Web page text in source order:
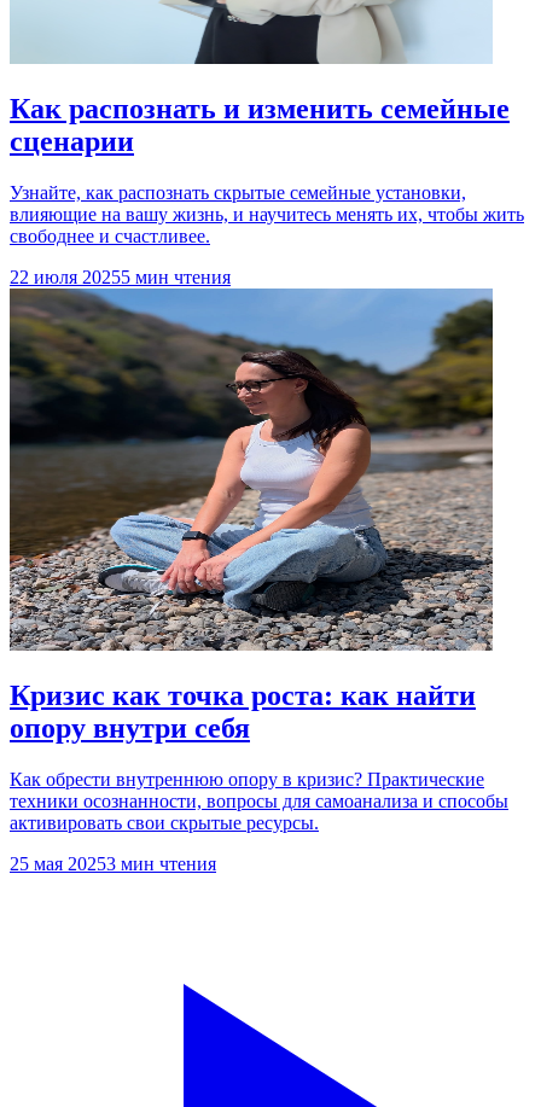
Как распознать и изменить семейные
сценарии
Узнайте, как распознать скрытые семейные установки,
влияющие на вашу жизнь, и научитесь менять их, чтобы жить
свободнее и счастливее.
22 июля 20255 мин чтения
Кризис как точка роста: как найти
опору внутри себя
Как обрести внутреннюю опору в кризис? Практические
техники осознанности, вопросы для самоанализа и способы
активировать свои скрытые ресурсы.
25 мая 20253 мин чтения